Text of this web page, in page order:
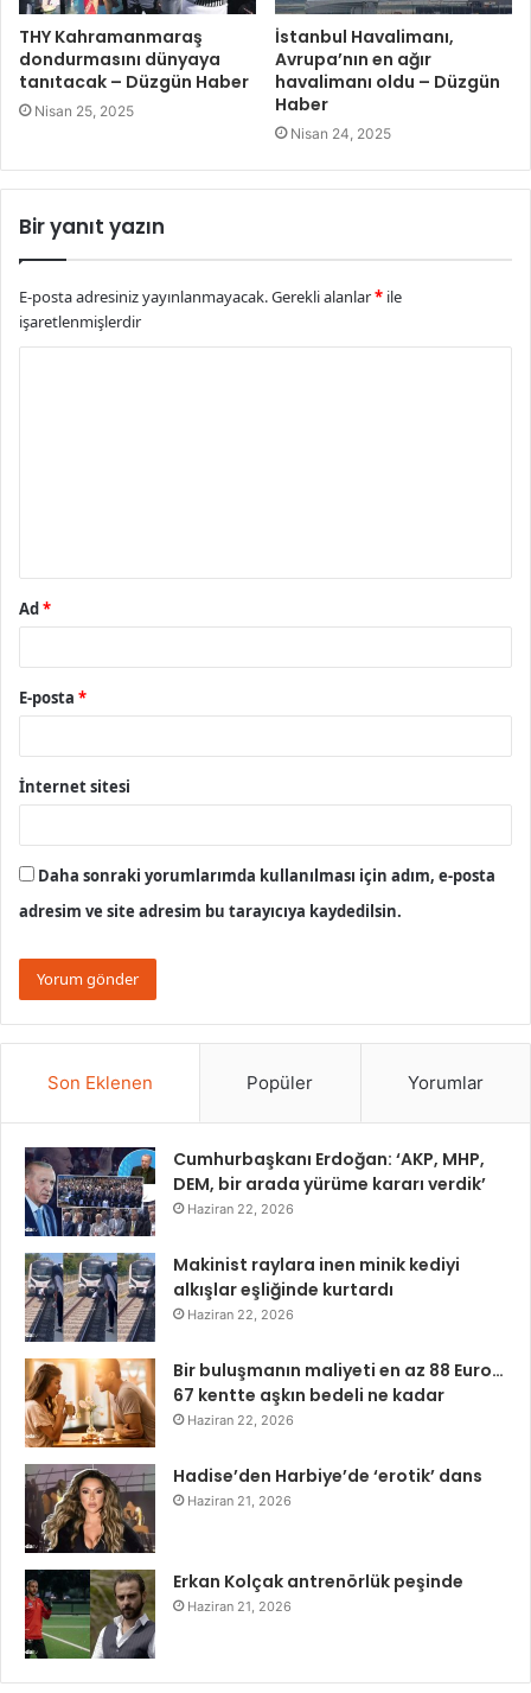
THY Kahramanmaraş
dondurmasını dünyaya
tanıtacak – Düzgün Haber
Nisan 25, 2025
İstanbul Havalimanı,
Avrupa’nın en ağır
havalimanı oldu – Düzgün
Haber
Nisan 24, 2025
Bir yanıt yazın
E-posta adresiniz yayınlanmayacak.Gerekli alanlar* ile
işaretlenmişlerdir
Ad*
E-posta *
İnternet sitesi
Daha sonraki yorumlarımda kullanılması için adım, e-posta
adresim ve site adresim bu tarayıcıya kaydedilsin.
Son Eklenen Popüler Yorumlar
Cumhurbaşkanı Erdoğan: ‘AKP, MHP,
DEM, bir arada yürüme kararı verdik’
Haziran 22, 2026
Makinist raylara inen minik kediyi
alkışlar eşliğinde kurtardı
Haziran 22, 2026
Bir buluşmanın maliyeti en az 88 Euro…
67 kentte aşkın bedeli ne kadar
Haziran 22, 2026
Hadise’den Harbiye’de ‘erotik’ dans
Haziran 21, 2026
Erkan Kolçak antrenörlük peşinde
Haziran 21, 2026